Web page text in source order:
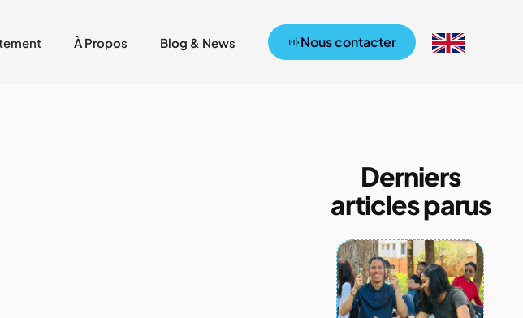
À Propos Blog & News Nous contacter
Derniers
articles parus